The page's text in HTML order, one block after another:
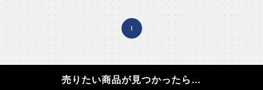
1
売りたい商品が見つかったら…